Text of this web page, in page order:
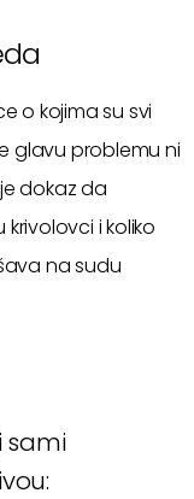
o kojima su svi
glavu problemu ni
dokaz da
i koliko
na sudu
sami